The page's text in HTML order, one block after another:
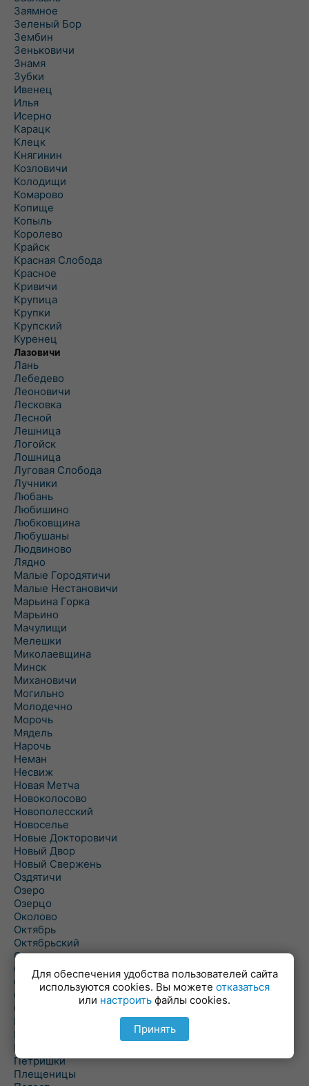
Заямное
Зеленый Бор
Зембин
Зеньковичи
Знамя
Зубки
Ивенец
Илья
Исерно
Карацк
Клецк
Княгинин
Козловичи
Колодищи
Комарово
Копище
Копыль
Королево
Крайск
Красная Слобода
Красное
Кривичи
Крупица
Крупки
Крупский
Куренец
Лазовичи
Лань
Лебедево
Леоновичи
Лесковка
Лесной
Лешница
Логойск
Лошница
Луговая Слобода
Лучники
Любань
Любишино
Любковщина
Любушаны
Людвиново
Лядно
Малые Городятичи
Малые Нестановичи
Марьина Горка
Марьино
Мачулищи
Мелешки
Миколаевщина
Минск
Михановичи
Могильно
Молодечно
Морочь
Мядель
Нарочь
Неман
Несвиж
Новая Метча
Новоколосово
Новополесский
Новоселье
Новые Докторовичи
Новый Двор
Новый Свержень
Оздятичи
Озеро
Озерцо
Околово
Октябрь
Октябрьский
Олехновичи
Омговичи
Оношки
Осовец
Острошицкий Городок
Пасека
Пастовичи
Першаи
Петришки
Плещеницы
Для обеспечения удобства пользователей сайта
используются cookies. Вы можете отказаться
или настроить файлы cookies.
Принять